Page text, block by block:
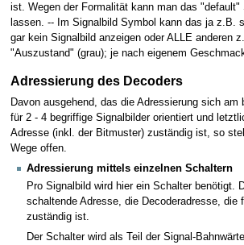
ist. Wegen der Formalität kann man das "default"
lassen. -- Im Signalbild Symbol kann das ja z.B.
gar kein Signalbild anzeigen oder ALLE anderen
"Auszustand" (grau); je nach eigenem
Adressierung des Decoders
Davon ausgehend, das die Adressierung sich am
für 2 - 4 begriffige Signalbilder orientiert und
Adresse (inkl. der Bitmuster) zuständig ist, so
Wege offen.
Adressierung mittels einzelnen Schaltern
Pro Signalbild wird hier ein Schalter benötigt.
schaltende Adresse, die Decoderadresse, die
zuständig ist.
Der Schalter wird als Teil der Signal-